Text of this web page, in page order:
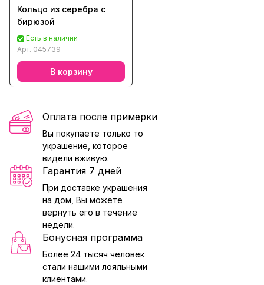
Кольцо из серебра с
бирюзой
Есть в наличии
Арт. 045739
В корзину
Оплата после примерки
Вы покупаете только то
украшение, которое
видели вживую.
Гарантия 7 дней
При доставке украшения
на дом, Вы можете
вернуть его в течение
недели.
Бонусная программа
Более 24 тысяч человек
стали нашими лояльными
клиентами.